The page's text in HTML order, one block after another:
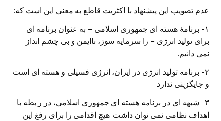
عدم تصویب این پیشنهاد با اکثریت قاطع به معنی این است که:
۱- برنامۀ هسته ای جمهوری اسلامی – به عنوان برنامه ای
برای تولید انرژی – را سرمایه سوز، ناایمن و بی چشم انداز
نمی دانیم.
۲- برنامه تولید انرژی در ایران، انرژی فسیلی و هسته ای است
و جایگزینی ندارد.
۳- شبهه ای در برنامه هسته ای جمهوری اسلامی، در رابطه با
اهداف نظامی نمی توان داشت. هیچ اقدامی را برای رفغ این